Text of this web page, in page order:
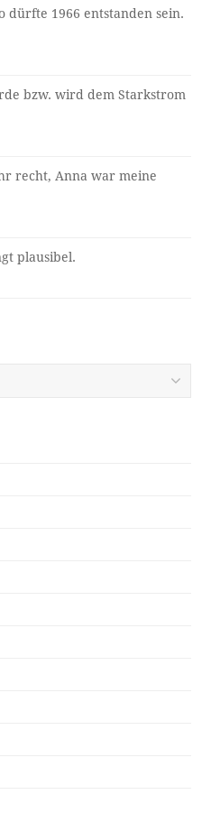
dürfte 1966 entstanden sein.
bzw. wird dem Starkstrom
recht, Anna war meine
plausibel.